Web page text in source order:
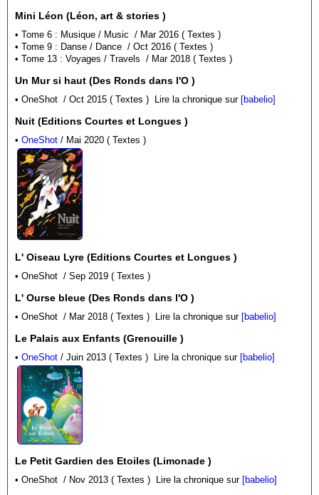
Mini Léon (Léon, art & stories )
• Tome 6 : Musique / Music / Mar 2016 ( Textes )
• Tome 9 : Danse / Dance / Oct 2016 ( Textes )
• Tome 13 : Voyages / Travels / Mar 2018 ( Textes )
Un Mur si haut (Des Ronds dans l'O )
• OneShot / Oct 2015 ( Textes ) Lire la chronique sur [babelio]
Nuit (Editions Courtes et Longues )
•OneShot / Mai 2020 ( Textes )
L' Oiseau Lyre (Editions Courtes et Longues )
• OneShot / Sep 2019 ( Textes )
L' Ourse bleue (Des Ronds dans l'O )
• OneShot / Mar 2018 ( Textes ) Lire la chronique sur [babelio]
Le Palais aux Enfants (Grenouille )
•OneShot / Juin 2013 ( Textes ) Lire la chronique sur [babelio]
Le Petit Gardien des Etoiles (Limonade )
• OneShot / Nov 2013 ( Textes ) Lire la chronique sur [babelio]